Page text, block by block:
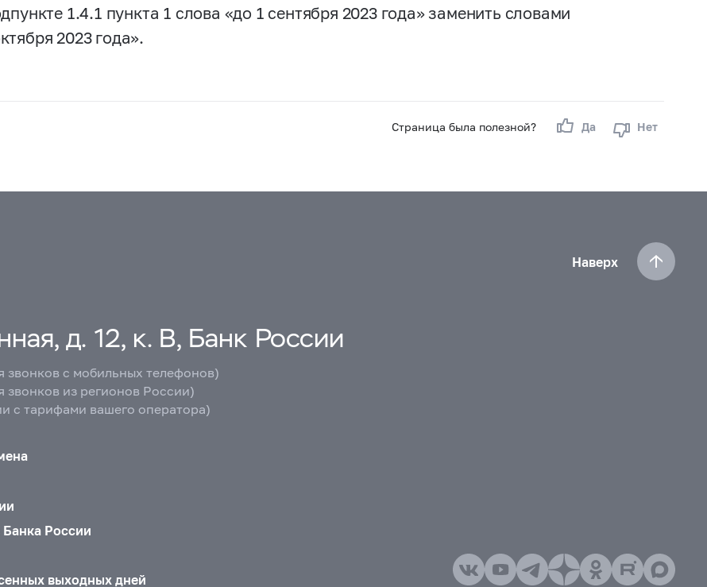
1.4.1 пункта 1 слова «до 1 сентября 2023 года» заменить словами
2023 года».
Страница была полезной? Да Нет
Наверх
д. 12, к. В, Банк России
звонков с мобильных телефонов)
звонков из регионов России)
с тарифами вашего оператора)
России
выходных дней